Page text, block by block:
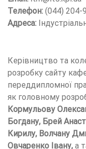
Телефон: (044) 204-
Адреса:
Керівництво та
розробку сайту
переддипломної
як головному
Кормульову
Богдану, Брей
Кирилу, Волчану
Овчаренко Івану, а